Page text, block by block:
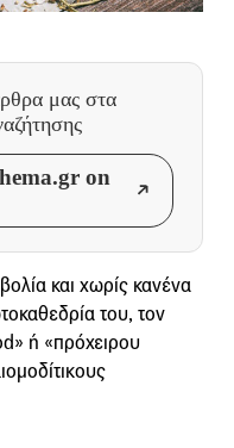
μας στα
on
και χωρίς κανένα
του, τον
ή «πρόχειρου